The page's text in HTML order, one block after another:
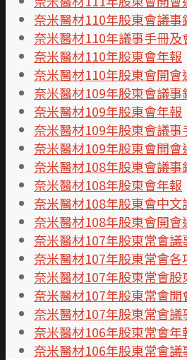
奈米醫材110年股東會議事
奈米醫材110年議事手冊
奈米醫材110年股東會年報
奈米醫材110年股東會開會
奈米醫材109年股東會議事
奈米醫材109年股東會年報
奈米醫材109年股東會議事
奈米醫材109年股東會開會
奈米醫材108年股東會議事
奈米醫材108年股東會年報
奈米醫材108年股東會中文
奈米醫材108年股東會開會
奈米醫材107年股東常會議
奈米醫材107年股東常會
奈米醫材107年股東常會股
奈米醫材107年股東常會開
奈米醫材107年股東常會
奈米醫材106年股東常會年
奈米醫材106年股東常會議